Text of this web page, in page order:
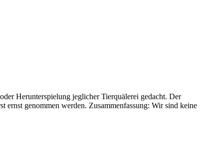
Herunterspielung jeglicher Tierquälerei gedacht. Der
genommen werden. Zusammenfassung: Wir sind keine